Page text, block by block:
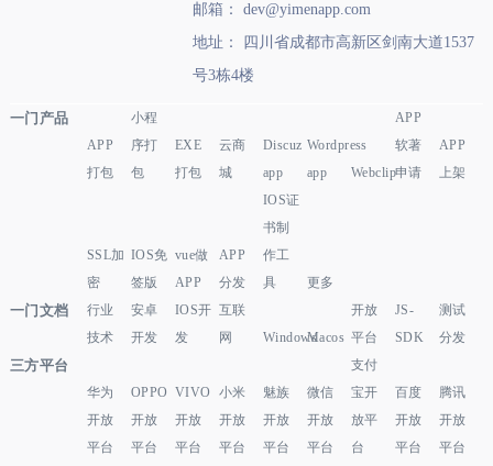
邮箱： dev@yimenapp.com
地址： 四川省成都市高新区剑南大道1537
号3栋4楼
一门产品
APP
打包
小程
序打
包
EXE
打包
云商
城
Discuz
app
Wordpress
app
Webclip
APP
软著
申请
APP
上架
SSL加
密
IOS免
签版
vue做
APP
APP
分发
IOS证
书制
作工
具
更多
一门文档
行业
技术
安卓
开发
IOS开
发
互联
网
WindowsMacos
开放
平台
JS-
SDK
测试
分发
三方平台
华为
开放
平台
OPPO
开放
平台
VIVO
开放
平台
小米
开放
平台
魅族
开放
平台
微信
开放
平台
支付
宝开
放平
台
百度
开放
平台
腾讯
开放
平台